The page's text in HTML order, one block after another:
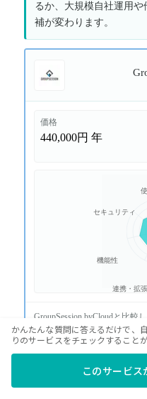
るか、大規模自社運用
補が変わります。
価格
440,000円 年
連携・拡
機能性
セキュリティ
GroupSession byCloudと比較
○
GroupSession ZIONは
成に向きます。
オンプレミス寄りの統
かんたんな質問に答えるだけで、
りのサービスをチェックすることが
このサービ